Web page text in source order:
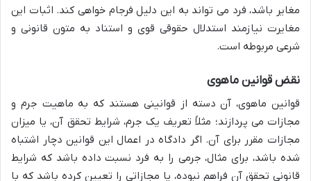
مغایر باشد، فرد می تواند به این دلیل فرجام خواهی کند. اثبات این
مغایرت نیازمند استدلال حقوقی قوی و استناد به متون قانونی و
شرعی مربوطه است.
نقض قوانین ماهوی
قوانین ماهوی، آن دسته از قوانینی هستند که به ماهیت جرم و
مجازات می پردازند؛ مثلاً تعریف یک جرم، شرایط تحقق آن، یا میزان
مجازات مقرر برای آن. اگر دادگاه در اعمال این قوانین دچار اشتباه
شده باشد، برای مثال، جرمی را به فرد نسبت داده باشد که شرایط
قانونی تحقق آن فراهم نبوده، یا مجازاتی را تعیین کرده باشد که با